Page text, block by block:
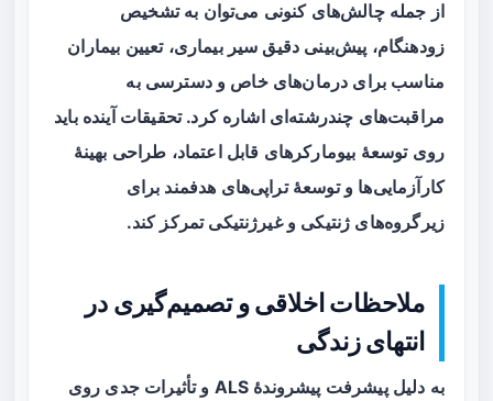
از جمله چالش‌های کنونی می‌توان به تشخیص
زودهنگام، پیش‌بینی دقیق سیر بیماری، تعیین بیماران
مناسب برای درمان‌های خاص و دسترسی به
مراقبت‌های چندرشته‌ای اشاره کرد. تحقیقات آینده باید
روی توسعهٔ بیومارکرهای قابل اعتماد، طراحی بهینهٔ
کارآزمایی‌ها و توسعهٔ تراپی‌های هدفمند برای
زیرگروه‌های ژنتیکی و غیرژنتیکی تمرکز کند.
ملاحظات اخلاقی و تصمیم‌گیری در
انتهای زندگی
به دلیل پیشرفت پیشروندهٔ ALS و تأثیرات جدی روی